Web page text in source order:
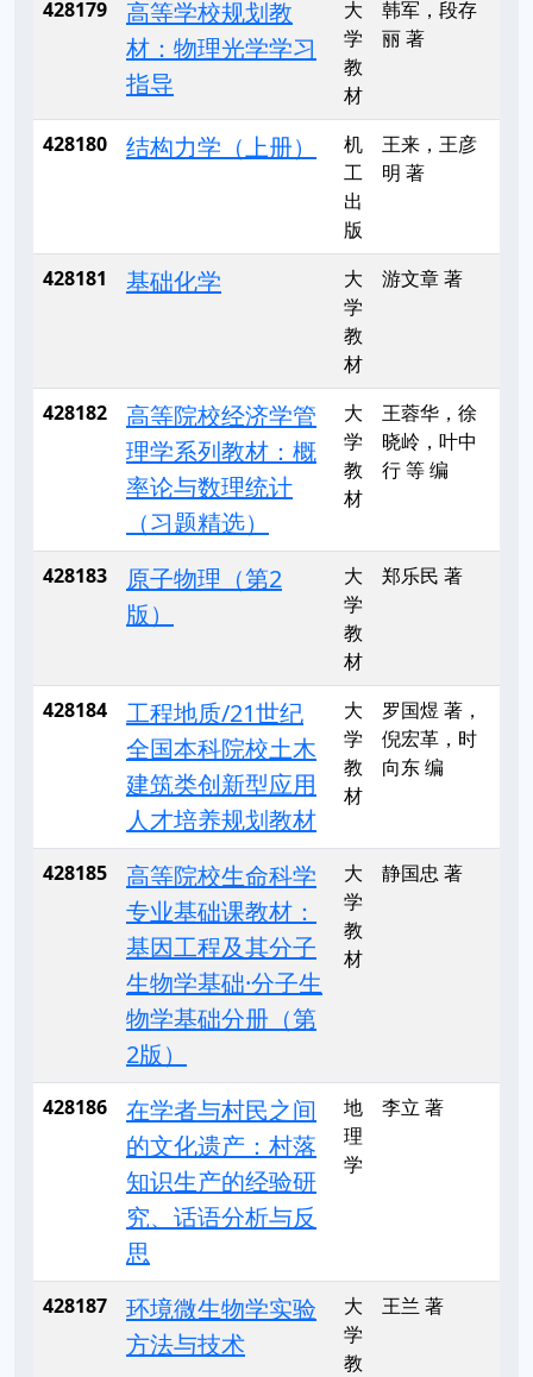
428179
高等学校规划教
材：物理光学学习
指导
大
学
教
材
韩军，段存
丽 著
428180 结构力学（上册）
机
工
出
版
王来，王彦
明 著
428181 基础化学
大
学
教
材
游文章 著
428182
高等院校经济学管
理学系列教材：概
率论与数理统计
（习题精选）
大
学
教
材
王蓉华，徐
晓岭，叶中
行 等 编
428183
原子物理（第2
版）
大
学
教
材
郑乐民 著
428184
工程地质/21世纪
全国本科院校土木
建筑类创新型应用
人才培养规划教材
大
学
教
材
罗国煜 著，
倪宏革，时
向东 编
428185
高等院校生命科学
专业基础课教材：
基因工程及其分子
生物学基础·分子生
物学基础分册（第
2版）
大
学
教
材
静国忠 著
428186
在学者与村民之间
的文化遗产：村落
知识生产的经验研
究、话语分析与反
思
地
理
学
李立 著
428187
环境微生物学实验
方法与技术
大
学
教
王兰 著